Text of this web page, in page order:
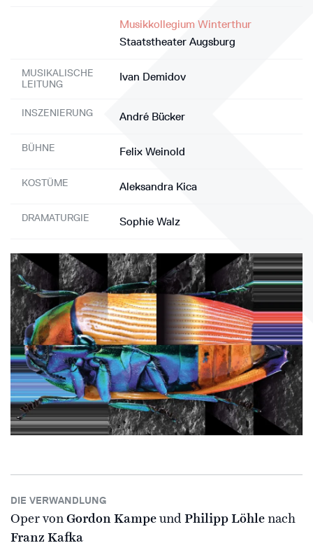
Musikkollegium Winterthur
Staatstheater Augsburg
MUSIKALISCHE
LEITUNG
Ivan Demidov
INSZENIERUNG André Bücker
BÜHNE Felix Weinold
KOSTÜME Aleksandra Kica
DRAMATURGIE Sophie Walz
DIE VERWANDLUNG
Oper von Gordon Kampe und Philipp Löhle nach
Franz Kafka